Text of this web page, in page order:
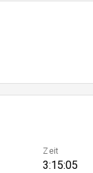
Zeit
3:15:05